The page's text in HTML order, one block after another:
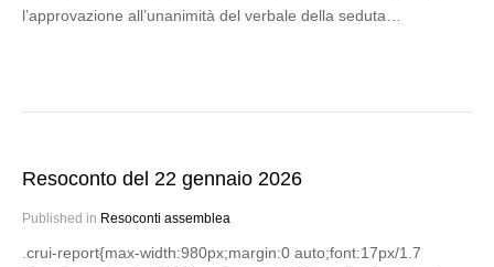
l’approvazione all’unanimità del verbale della seduta…
Resoconto del 22 gennaio 2026
Published in Resoconti assemblea
.crui-report{max-width:980px;margin:0 auto;font:17px/1.7